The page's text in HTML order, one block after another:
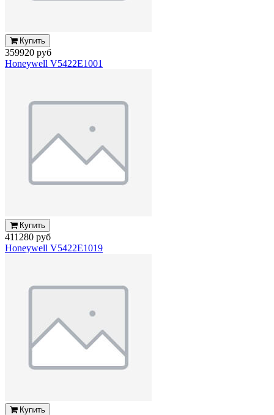
Купить
359920 руб
Honeywell V5422E1001
Купить
411280 руб
Honeywell V5422E1019
Купить